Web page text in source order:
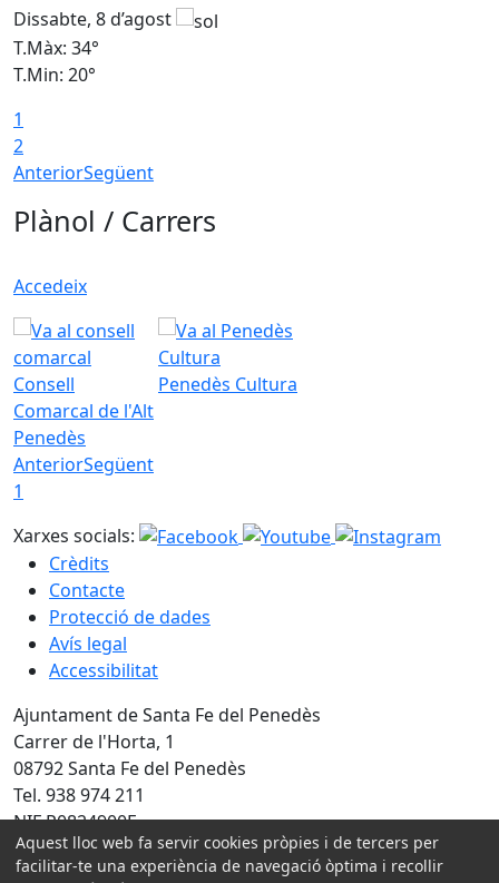
Dissabte, 8 d’agost
T.Màx: 34°
T.Min: 20°
1
2
AnteriorSegüent
Plànol / Carrers
Accedeix
Consell
Comarcal de l'Alt
Penedès
Penedès Cultura
AnteriorSegüent
1
Xarxes socials:
Crèdits
Contacte
Protecció de dades
Avís legal
Accessibilitat
Ajuntament de Santa Fe del Penedès
Carrer de l'Horta, 1
08792 Santa Fe del Penedès
Tel. 938 974 211
NIF P0824900E
Amb la col·laboració de:
Aquest lloc web fa servir cookies pròpies i de tercers per
facilitar-te una experiència de navegació òptima i recollir